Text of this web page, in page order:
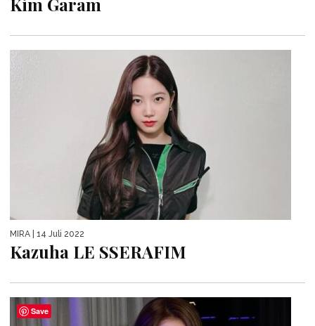
MIRA | 14 Juli 2022
Kazuha LE SSERAFIM
Save